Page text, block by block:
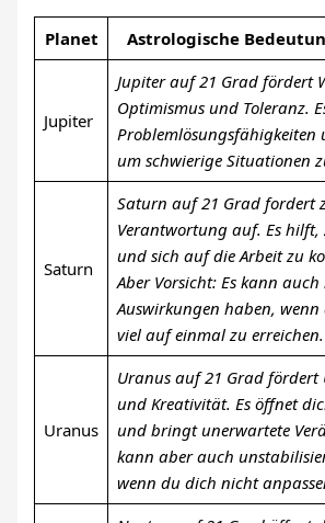
Planet Astrologische
Jupiter
Jupiter auf 21 Grad fördert
Optimismus und Toleranz.
Problemlösungsfähigkeiten
um schwierige Situationen
Saturn
Saturn auf 21 Grad fordert
Verantwortung auf. Es hilft,
und sich auf die Arbeit zu
Aber Vorsicht: Es kann
Auswirkungen haben, wenn
viel auf einmal zu erreichen.
Uranus
Uranus auf 21 Grad
und Kreativität. Es öffnet
und bringt unerwartete
kann aber auch
wenn du dich nicht